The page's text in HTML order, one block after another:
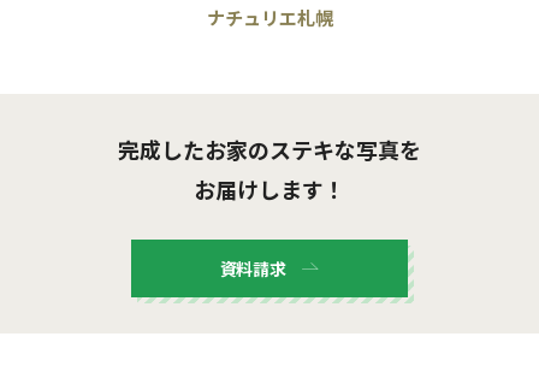
ナチュリエ札幌
完成したお家のステキな写真を
お届けします！
資料請求